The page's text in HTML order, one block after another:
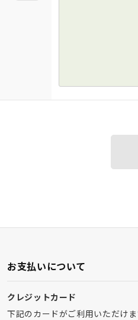
お支払いについて
クレジットカード
下記のカードがご利用いただけま